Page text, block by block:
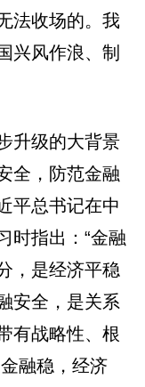
法收场的。我
兴风作浪、制
升级的大背景
全，防范金融
平总书记在中
时指出：“金融
，是经济平稳
安全，是关系
有战略性、根
融稳，经济